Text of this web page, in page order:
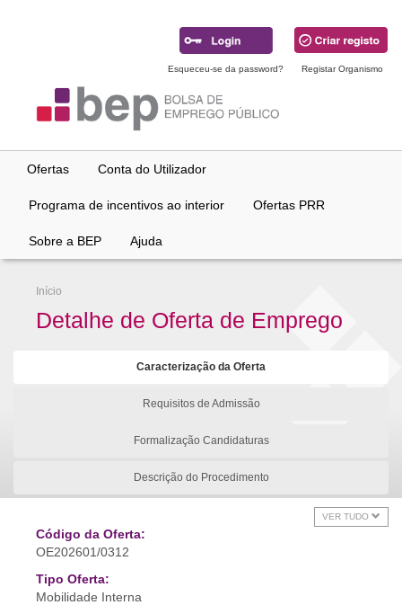
Esqueceu-se da password? Registar Organismo
Ofertas Conta do Utilizador
Programa de incentivos ao interior Ofertas PRR
Sobre a BEP Ajuda
Início
Detalhe de Oferta de Emprego
Caracterização da Oferta
Requisitos de Admissão
Formalização Candidaturas
Descrição do Procedimento
VER TUDO
Código da Oferta:
OE202601/0312
Tipo Oferta:
Mobilidade Interna